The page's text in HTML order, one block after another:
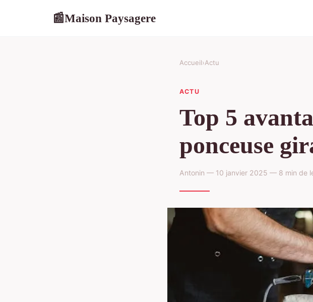
📰Maison Paysagere
Accueil›Actu
ACTU
Top 5
ponceuse
Antonin — 10 janvier 2025 — 8 min de